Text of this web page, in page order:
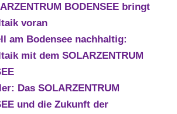
BODENSEE bringt
voran
am Bodensee nachhaltig:
mit dem SOLARZENTRUM
Das SOLARZENTRUM
und die Zukunft der